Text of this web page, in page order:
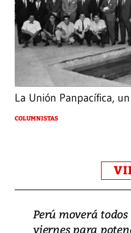
La Unión Panpacífica,
COLUMNISTAS
Perú moverá
viernes para